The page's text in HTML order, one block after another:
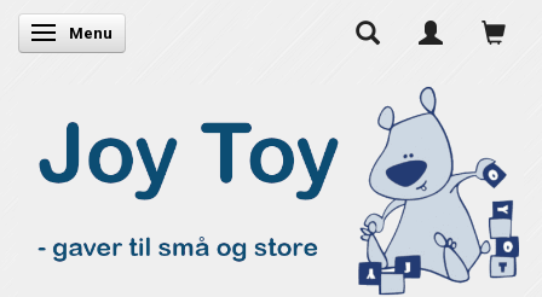
Skifte navigation
Menu